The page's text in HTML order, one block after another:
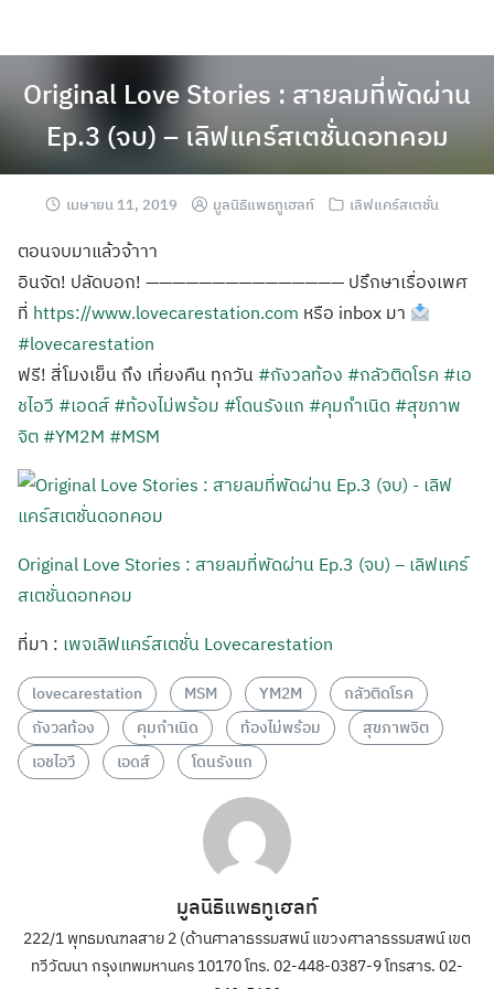
Original Love Stories : สายลมที่พัดผ่าน
Ep.3 (จบ) – เลิฟแคร์สเตชั่นดอทคอม
เมษายน 11, 2019 มูลนิธิแพธทูเฮลท์ เลิฟแคร์สเตชั่น
ตอนจบมาแล้วจ้าาา
อินจัด! ปลัดบอก! ——————————————— ปรึกษาเรื่องเพศ
ที่ https://www.lovecarestation.com หรือ inbox มา
#lovecarestation
ฟรี! สี่โมงเย็น ถึง เที่ยงคืน ทุกวัน #กังวลท้อง #กลัวติดโรค #เอ
ชไอวี #เอดส์ #ท้องไม่พร้อม #โดนรังแก #คุมกำเนิด #สุขภาพ
จิต #YM2M #MSM
Original Love Stories : สายลมที่พัดผ่าน Ep.3 (จบ) – เลิฟแคร์
สเตชั่นดอทคอม
ที่มา : เพจเลิฟแคร์สเตชั่น Lovecarestation
lovecarestation MSM YM2M
กลัวติดโรค
กังวลท้อง
คุมกำเนิด ท้องไม่พร้อม
สุขภาพจิต
เอชไอวี
เอดส์ โดนรังแก
มูลนิธิแพธทูเฮลท์
222/1 พุทธมณฑลสาย 2 (ด้านศาลาธรรมสพน์ แขวงศาลาธรรมสพน์ เขต
ทวีวัฒนา กรุงเทพมหานคร 10170 โทร. 02-448-0387-9 โทรสาร. 02-